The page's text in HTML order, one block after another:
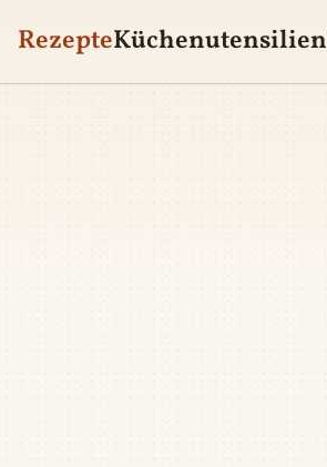
RezepteKüchenutensilien